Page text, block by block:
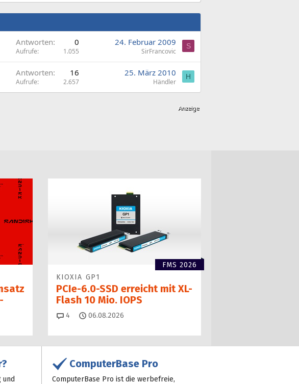
Antworten 0
Aufrufe 1.055
24. Februar 2009
SirFrancovic
S
Antworten 16
Aufrufe 2.657
25. März 2010
Händler
H
FMS 2026
KIOXIA GP1
PCIe-6.0-SSD erreicht mit XL-
Flash 10 Mio. IOPS
4 Kommentare
06.08.2026
und
ComputerBase Pro
ComputerBase Pro ist die werbefreie,